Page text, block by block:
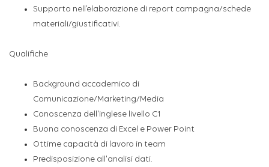
Supporto nell’elaborazione di report campagna/schede
materiali/giustificativi.
Qualifiche
Background accademico di
Comunicazione/Marketing/Media
Conoscenza dell'inglese livello C1
Buona conoscenza di Excel e Power Point
Ottime capacità di lavoro in team
Predisposizione all'analisi dati.